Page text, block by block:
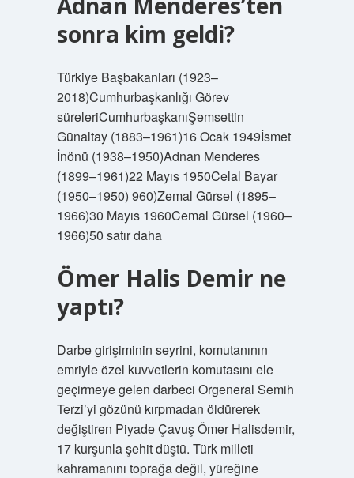
sonra kim geldi?
Türkiye Başbakanları (1923–
2018)Cumhurbaşkanlığı Görev
süreleriCumhurbaşkanıŞemsettin
Günaltay (1883–1961)16 Ocak 1949İsmet
İnönü (1938–1950)Adnan Menderes
(1899–1961)22 Mayıs 1950Celal Bayar
(1950–1950) 960)Zemal Gürsel (1895–
1966)30 Mayıs 1960Cemal Gürsel (1960–
1966)50 satır daha
Ömer Halis Demir ne
yaptı?
Darbe girişiminin seyrini, komutanının
emriyle özel kuvvetlerin komutasını ele
geçirmeye gelen darbeci Orgeneral Semih
Terzi’yi gözünü kırpmadan öldürerek
değiştiren Piyade Çavuş Ömer Halisdemir,
17 kurşunla şehit düştü. Türk milleti
kahramanını toprağa değil, yüreğine